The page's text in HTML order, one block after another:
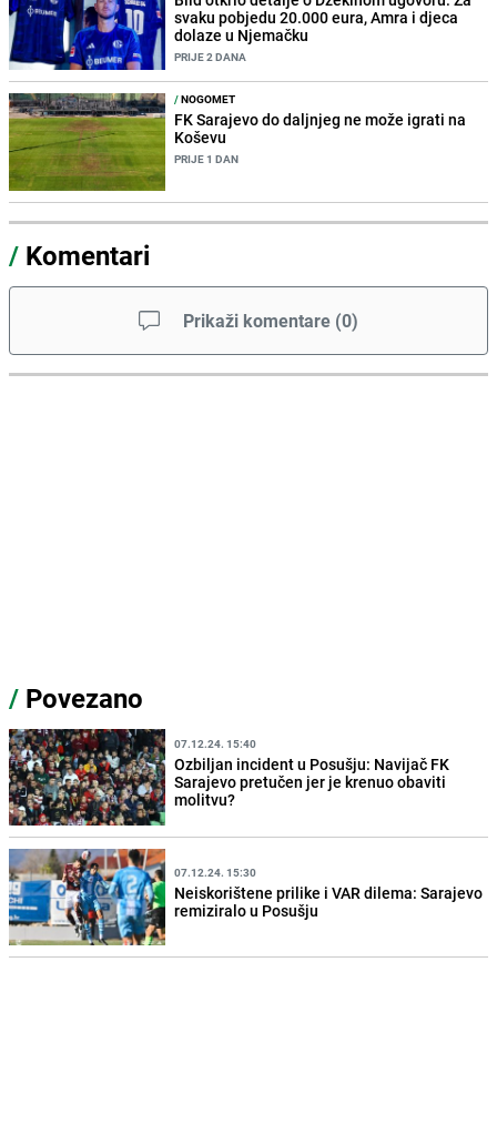
svaku pobjedu 20.000 eura, Amra i djeca
dolaze u Njemačku
PRIJE 2 DANA
/NOGOMET
FK Sarajevo do daljnjeg ne može igrati na
Koševu
PRIJE 1 DAN
/ Komentari
Prikaži komentare (0)
/ Povezano
07.12.24. 15:40
Ozbiljan incident u Posušju: Navijač FK
Sarajevo pretučen jer je krenuo obaviti
molitvu?
07.12.24. 15:30
Neiskorištene prilike i VAR dilema: Sarajevo
remiziralo u Posušju